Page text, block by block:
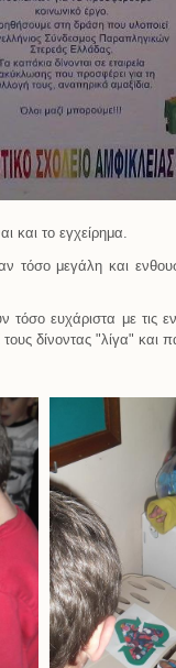
και το εγχείρημα.
τόσο μεγάλη και
ευχάριστα με τις
δίνοντας "λίγα" και